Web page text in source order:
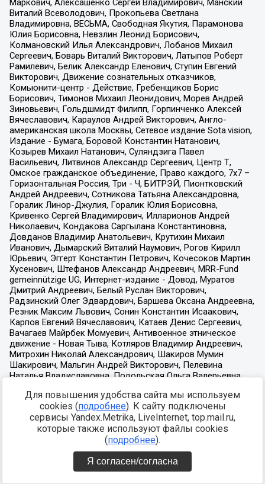
Для повышения удобства сайта мы используем
cookies (подробнее). К сайту подключены
сервисы Yandex.Metrika, LiveInternet, top.mail.ru,
которые также используют файлы cookies
(подробнее).
Я согласен/согласна